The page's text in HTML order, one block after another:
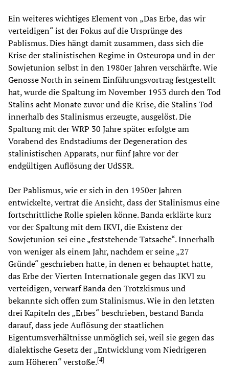
Ein weiteres wichtiges Element von „Das Erbe, das wir
verteidigen“ ist der Fokus auf die Ursprünge des
Pablismus. Dies hängt damit zusammen, dass sich die
Krise der stalinistischen Regime in Osteuropa und in der
Sowjetunion selbst in den 1980er Jahren verschärfte. Wie
Genosse North in seinem Einführungsvortrag festgestellt
hat, wurde die Spaltung im November 1953 durch den Tod
Stalins acht Monate zuvor und die Krise, die Stalins Tod
innerhalb des Stalinismus erzeugte, ausgelöst. Die
Spaltung mit der WRP 30 Jahre später erfolgte am
Vorabend des Endstadiums der Degeneration des
stalinistischen Apparats, nur fünf Jahre vor der
endgültigen Auflösung der UdSSR.
Der Pablismus, wie er sich in den 1950er Jahren
entwickelte, vertrat die Ansicht, dass der Stalinismus eine
fortschrittliche Rolle spielen könne. Banda erklärte kurz
vor der Spaltung mit dem IKVI, die Existenz der
Sowjetunion sei eine „feststehende Tatsache“. Innerhalb
von weniger als einem Jahr, nachdem er seine „27
Gründe“ geschrieben hatte, in denen er behauptet hatte,
das Erbe der Vierten Internationale gegen das IKVI zu
verteidigen, verwarf Banda den Trotzkismus und
bekannte sich offen zum Stalinismus. Wie in den letzten
drei Kapiteln des „Erbes“ beschrieben, bestand Banda
darauf, dass jede Auflösung der staatlichen
Eigentumsverhältnisse unmöglich sei, weil sie gegen das
dialektische Gesetz der „Entwicklung vom Niedrigeren
zum Höheren“ verstoße.[4]